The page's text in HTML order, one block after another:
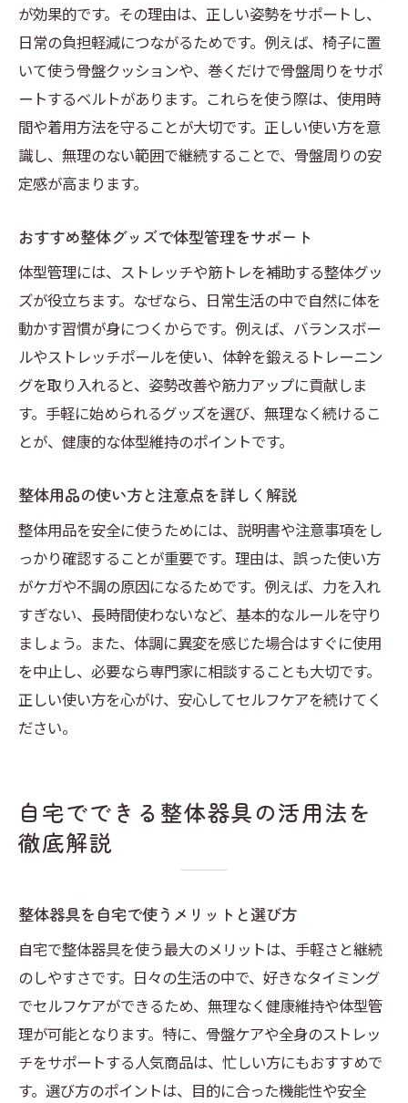
が効果的です。その理由は、正しい姿勢をサポートし、
日常の負担軽減につながるためです。例えば、椅子に置
いて使う骨盤クッションや、巻くだけで骨盤周りをサポ
ートするベルトがあります。これらを使う際は、使用時
間や着用方法を守ることが大切です。正しい使い方を意
識し、無理のない範囲で継続することで、骨盤周りの安
定感が高まります。
おすすめ整体グッズで体型管理をサポート
体型管理には、ストレッチや筋トレを補助する整体グッ
ズが役立ちます。なぜなら、日常生活の中で自然に体を
動かす習慣が身につくからです。例えば、バランスボー
ルやストレッチポールを使い、体幹を鍛えるトレーニン
グを取り入れると、姿勢改善や筋力アップに貢献しま
す。手軽に始められるグッズを選び、無理なく続けるこ
とが、健康的な体型維持のポイントです。
整体用品の使い方と注意点を詳しく解説
整体用品を安全に使うためには、説明書や注意事項をし
っかり確認することが重要です。理由は、誤った使い方
がケガや不調の原因になるためです。例えば、力を入れ
すぎない、長時間使わないなど、基本的なルールを守り
ましょう。また、体調に異変を感じた場合はすぐに使用
を中止し、必要なら専門家に相談することも大切です。
正しい使い方を心がけ、安心してセルフケアを続けてく
ださい。
自宅でできる整体器具の活用法を
徹底解説
整体器具を自宅で使うメリットと選び方
自宅で整体器具を使う最大のメリットは、手軽さと継続
のしやすさです。日々の生活の中で、好きなタイミング
でセルフケアができるため、無理なく健康維持や体型管
理が可能となります。特に、骨盤ケアや全身のストレッ
チをサポートする人気商品は、忙しい方にもおすすめで
す。選び方のポイントは、目的に合った機能性や安全